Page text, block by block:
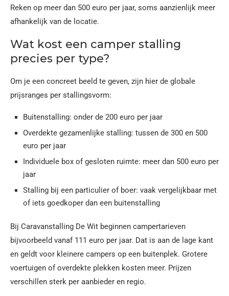
Reken op meer dan 500 euro per jaar, soms aanzienlijk meer
afhankelijk van de locatie.
Wat kost een camper stalling
precies per type?
Om je een concreet beeld te geven, zijn hier de globale
prijsranges per stallingsvorm:
Buitenstalling: onder de 200 euro per jaar
Overdekte gezamenlijke stalling: tussen de 300 en 500
euro per jaar
Individuele box of gesloten ruimte: meer dan 500 euro per
jaar
Stalling bij een particulier of boer: vaak vergelijkbaar met
of iets goedkoper dan een buitenstalling
Bij Caravanstalling De Wit beginnen campertarieven
bijvoorbeeld vanaf 111 euro per jaar. Dat is aan de lage kant
en geldt voor kleinere campers op een buitenplek. Grotere
voertuigen of overdekte plekken kosten meer. Prijzen
verschillen sterk per aanbieder en regio.